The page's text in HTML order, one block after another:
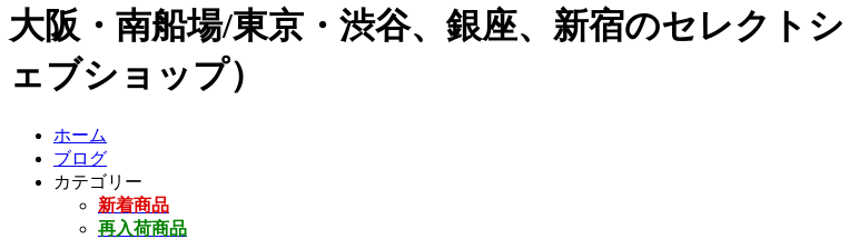
大阪・南船場/東京・渋谷、銀座、新宿のセレクト
ェブショップ）
ホーム
ブログ
カテゴリー
新着商品
再入荷商品